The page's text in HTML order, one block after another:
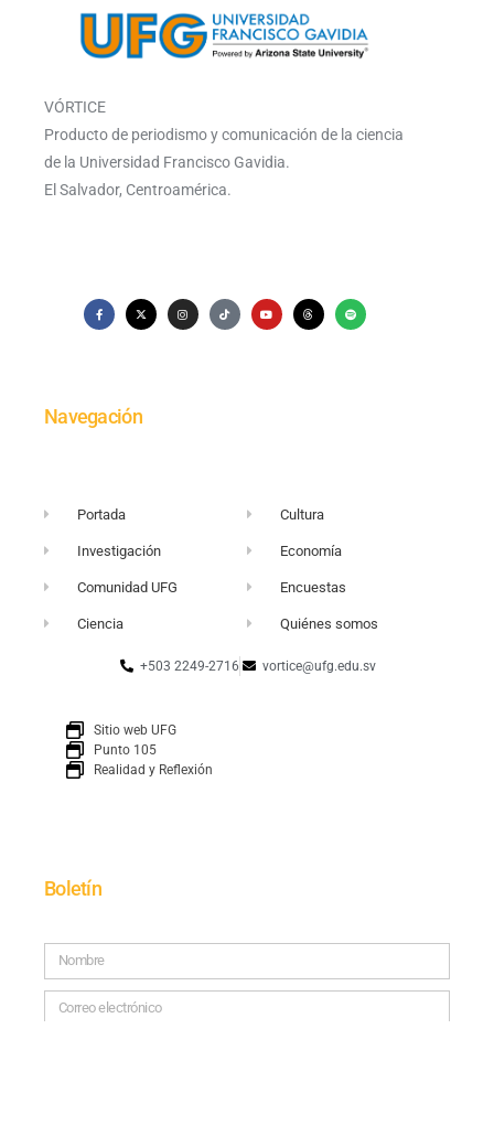
VÓRTICE
Producto de periodismo y comunicación de la ciencia
de la Universidad Francisco Gavidia.
El Salvador, Centroamérica.
Navegación
Portada
Investigación
Comunidad UFG
Ciencia
Cultura
Economía
Encuestas
Quiénes somos
+503 2249-2716 vortice@ufg.edu.sv
Sitio web UFG
Punto 105
Realidad y Reflexión
Boletín